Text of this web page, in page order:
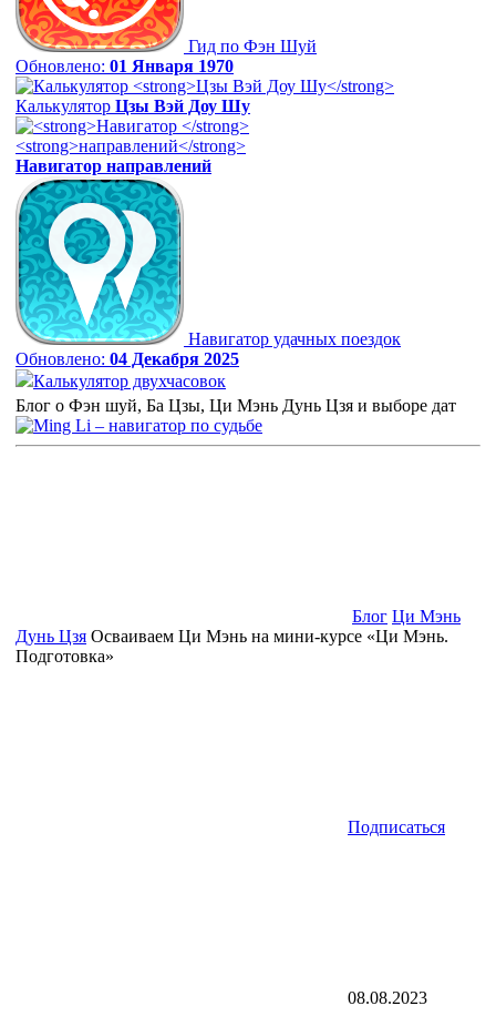
Гид по Фэн Шуй
Обновлено: 01 Января 1970
Калькулятор Цзы Вэй Доу Шу
Навигатор направлений
Навигатор удачных поездок
Обновлено: 04 Декабря 2025
Калькулятор двухчасовок
Блог о Фэн шуй, Ба Цзы, Ци Мэнь Дунь Цзя и выборе дат
Блог Ци Мэнь
Дунь Цзя Осваиваем Ци Мэнь на мини-курсе «Ци Мэнь.
Подготовка»
Подписаться
08.08.2023